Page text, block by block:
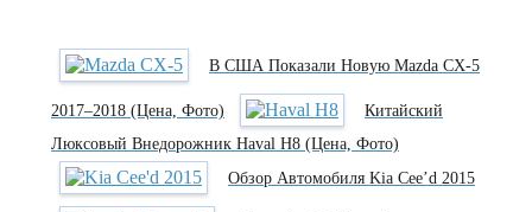
В США Показали Новую Mazda CX-5
2017–2018 (цена, Фото)
Китайский
Люксовый Внедорожник Haval H8 (цена, Фото)
Обзор Автомобиля Kia Cee’d 2015